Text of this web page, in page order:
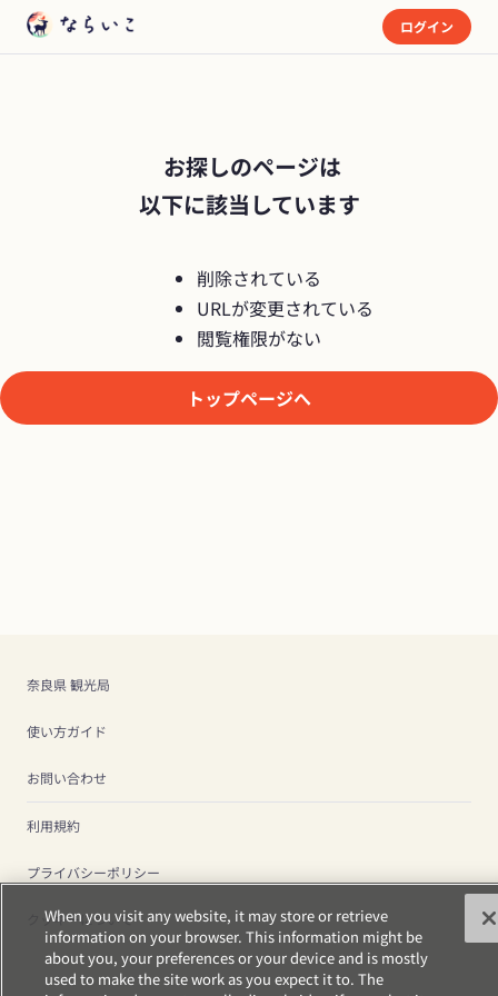
ログイン
以下に該当しています
削除されている
URLが変更されている
閲覧権限がない
トップページへ
奈良県 観光局
使い方ガイド
お問い合わせ
利用規約
プライバシーポリシー
クッキーについて
When you visit any website, it may store or retrieve
information on your browser. This information might be
about you, your preferences or your device and is mostly
used to make the site work as you expect it to. The